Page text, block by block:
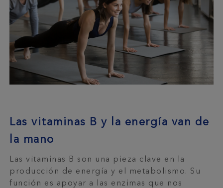
Las vitaminas B y la energía van de
la mano
Las vitaminas B son una pieza clave en la
producción de energía y el metabolismo. Su
función es apoyar a las enzimas que nos